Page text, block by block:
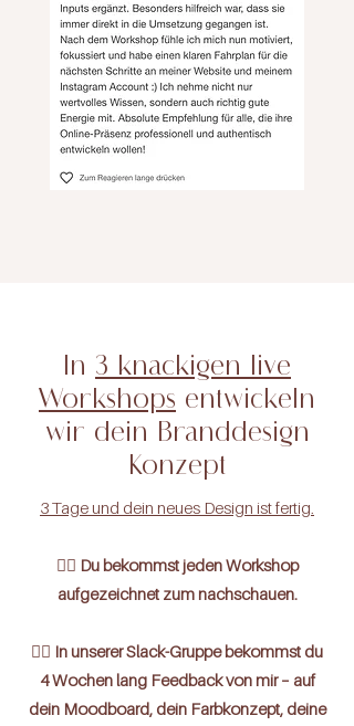
In 3 knackigen live
Workshops entwickeln
wir dein Branddesign
Konzept
3 Tage und dein neues Design ist fertig.
👉🏼 Du bekommst jeden Workshop
aufgezeichnet zum nachschauen.
👉🏼 In unserer Slack-Gruppe bekommst du
4 Wochen lang Feedback von mir – auf
dein Moodboard, dein Farbkonzept, deine